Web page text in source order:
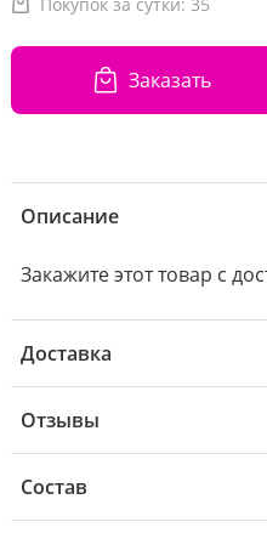
Заказать
Описание
Закажите этот товар с
Доставка
Отзывы
Состав